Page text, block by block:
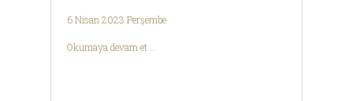
6 Nisan 2023 Perşembe
Okumaya devam et ...